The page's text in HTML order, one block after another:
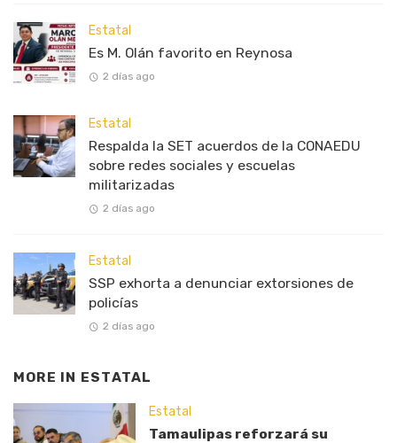
Estatal
Es M. Olán favorito en Reynosa
2 días ago
Estatal
Respalda la SET acuerdos de la CONAEDU
sobre redes sociales y escuelas
militarizadas
2 días ago
Estatal
SSP exhorta a denunciar extorsiones de
policías
2 días ago
MORE IN ESTATAL
Estatal
Tamaulipas reforzará su